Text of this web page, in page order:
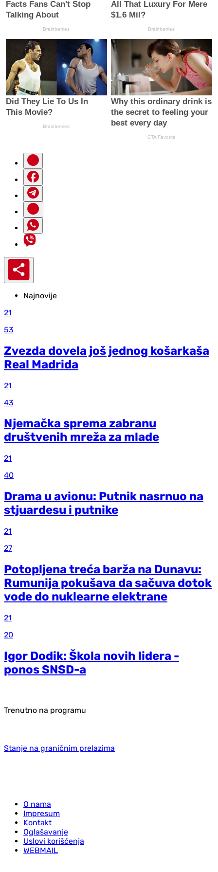
Najnovije
21
53
Zvezda dovela još jednog košarkaša
Real Madrida
21
43
Njemačka sprema zabranu
društvenih mreža za mlade
21
40
Drama u avionu: Putnik nasrnuo na
stjuardesu i putnike
21
27
Potopljena treća barža na Dunavu:
Rumunija pokušava da sačuva dotok
vode do nuklearne elektrane
21
20
Igor Dodik: Škola novih lidera -
ponos SNSD-a
Trenutno na programu
Stanje na graničnim prelazima
O nama
Impresum
Kontakt
Oglašavanje
Uslovi korišćenja
WEBMAIL